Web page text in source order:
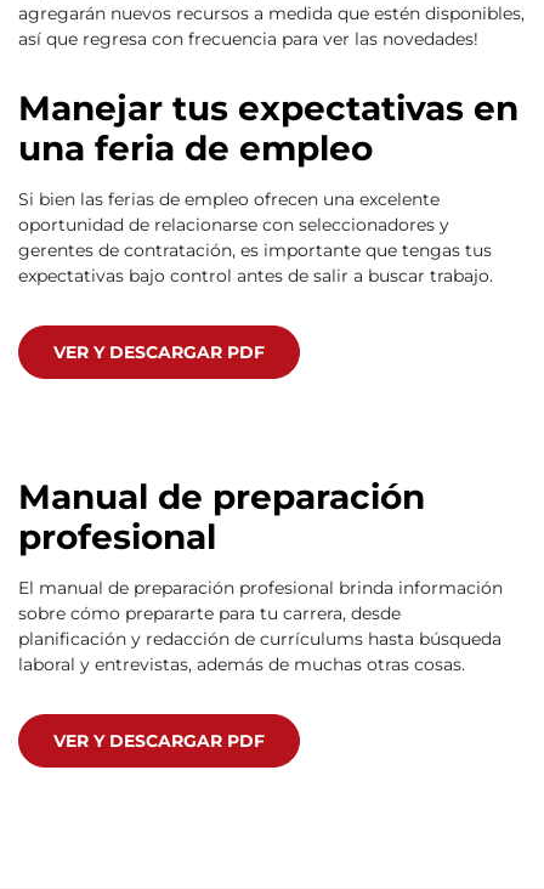
agregarán nuevos recursos a medida que estén disponibles,
así que regresa con frecuencia para ver las novedades!
Manejar tus expectativas en
una feria de empleo
Si bien las ferias de empleo ofrecen una excelente
oportunidad de relacionarse con seleccionadores y
gerentes de contratación, es importante que tengas tus
expectativas bajo control antes de salir a buscar trabajo.
VER Y DESCARGAR PDF
Manual de preparación
profesional
El manual de preparación profesional brinda información
sobre cómo prepararte para tu carrera, desde
planificación y redacción de currículums hasta búsqueda
laboral y entrevistas, además de muchas otras cosas.
VER Y DESCARGAR PDF